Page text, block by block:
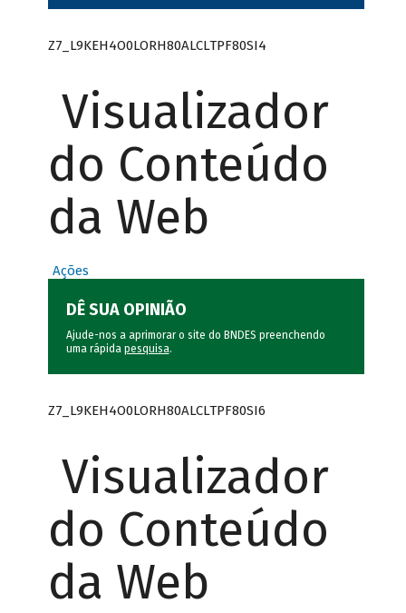
Z7_L9KEH4O0LORH80ALCLTPF80SI4
Visualizador
do Conteúdo
da Web
Ações
DÊ SUA OPINIÃO
Ajude-nos a aprimorar o site do BNDES preenchendo
uma rápida pesquisa.
Z7_L9KEH4O0LORH80ALCLTPF80SI6
Visualizador
do Conteúdo
da Web